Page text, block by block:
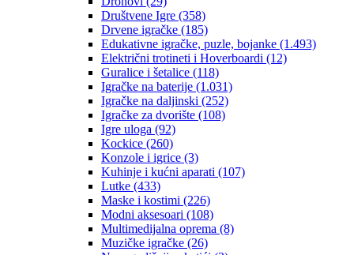
Društvene Igre (358)
Drvene igračke (185)
Edukativne igračke, puzle, bojanke (1.493)
Električni trotineti i Hoverboardi (12)
Guralice i šetalice (118)
Igračke na baterije (1.031)
Igračke na daljinski (252)
‎Igračke za dvorište (108)
Igre uloga (92)
Kockice (260)
Konzole i igrice (3)
Kuhinje i kućni aparati (107)
Lutke (433)
Maske i kostimi (226)
Modni aksesoari (108)
Multimedijalna oprema (8)
Muzičke igračke (26)